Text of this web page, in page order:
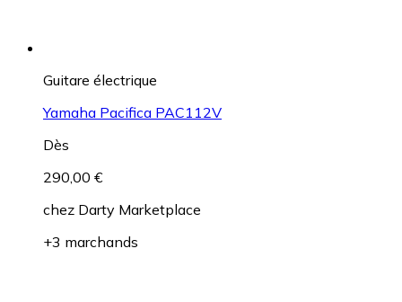
Guitare électrique
Yamaha Pacifica PAC112V
Dès
290,00 €
chez Darty Marketplace
+3 marchands